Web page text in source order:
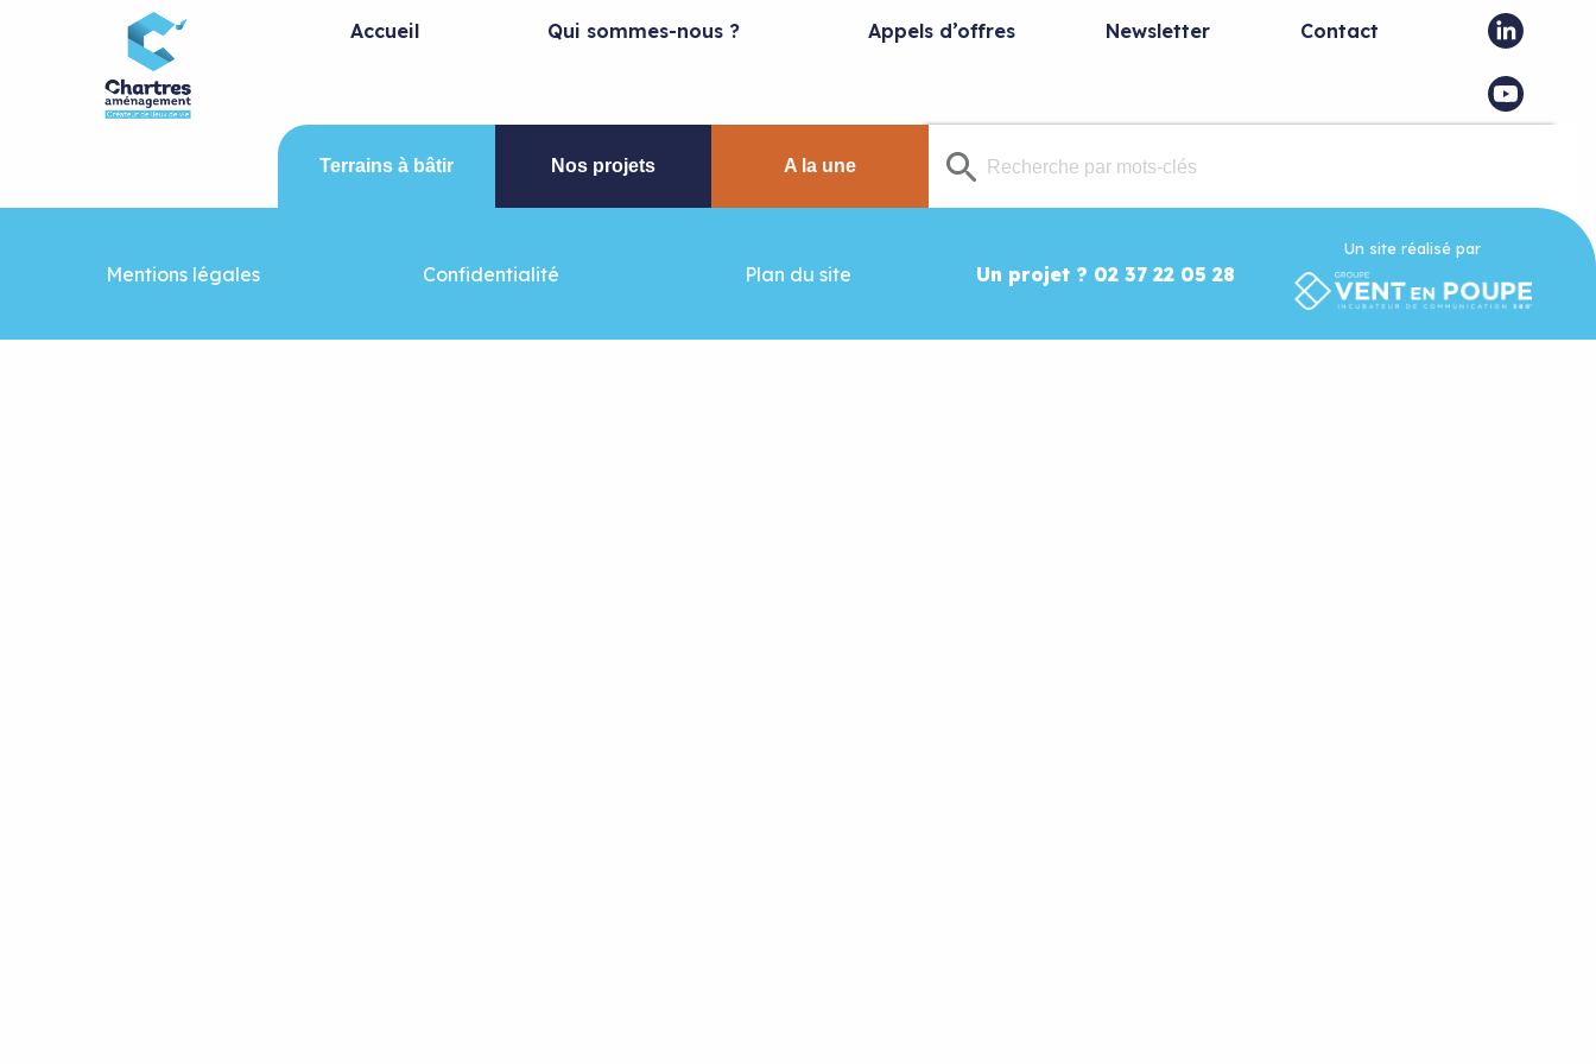
Accueil Qui sommes-nous ? Appels d’offres Newsletter Contact
Terrains à bâtir Nos projets A la une
Mentions légales Confidentialité Plan du site Un projet ? 02 37 22 05 28
Un site réalisé par
Panneau de gestion des cookies